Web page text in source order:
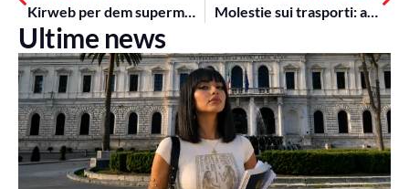
Kirweb per dem supermercati con “annunci importanti”: l’attivazione per la giornata contro la violenza sulle donne Molestie sui trasporti: arriva la Campagna Nazionale “Mezzi per Tutte” ideata pro bono da kirweb
Ultime news